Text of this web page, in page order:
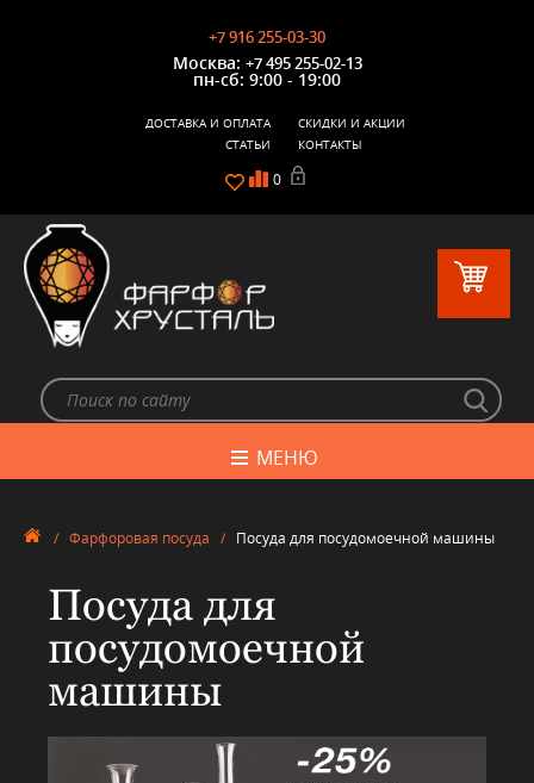
+7 916 255-03-30
Москва: +7 495 255-02-13
пн-сб: 9:00 - 19:00
0
ДОСТАВКА И ОПЛАТА
СКИДКИ И АКЦИИ
СТАТЬИ
КОНТАКТЫ
МЕНЮ
/ Фарфоровая посуда / Посуда для посудомоечной машины
Посуда для
посудомоечной
машины